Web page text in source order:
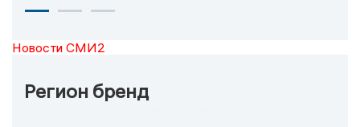
Новости СМИ2
Регион бренд